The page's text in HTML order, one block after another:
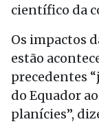
científico da
Os impactos
estão
precedentes
do Equador
planícies”,